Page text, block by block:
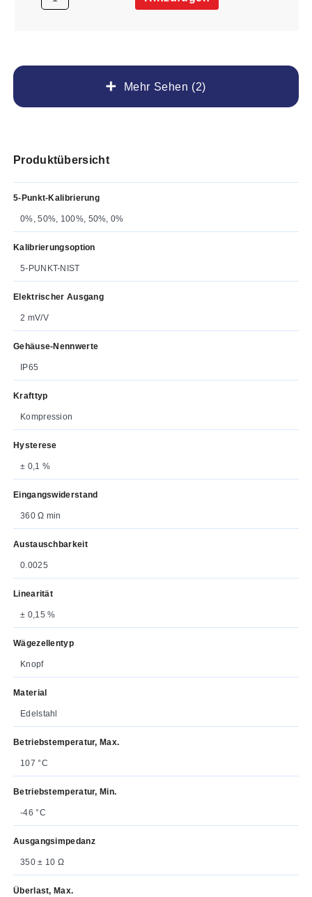
Mehr Sehen (2)
Produktübersicht
5-Punkt-Kalibrierung
0%, 50%, 100%, 50%, 0%
Kalibrierungsoption
5-PUNKT-NIST
Elektrischer Ausgang
2 mV/V
Gehäuse-Nennwerte
IP65
Krafttyp
Kompression
Hysterese
± 0,1 %
Eingangswiderstand
360 Ω min
Austauschbarkeit
0.0025
Linearität
± 0,15 %
Wägezellentyp
Knopf
Material
Edelstahl
Betriebstemperatur, Max.
107 °C
Betriebstemperatur, Min.
-46 °C
Ausgangsimpedanz
350 ± 10 Ω
Überlast, Max.